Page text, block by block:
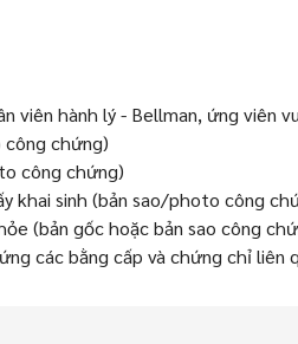
viên hành lý - Bellman, ứng viên
công chứng)
công chứng)
khai sinh (bản sao/photo công
(bản gốc hoặc bản sao công
các bằng cấp và chứng chỉ liên